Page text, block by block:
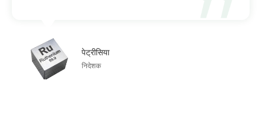
पेट्रीसिया
निदेशक